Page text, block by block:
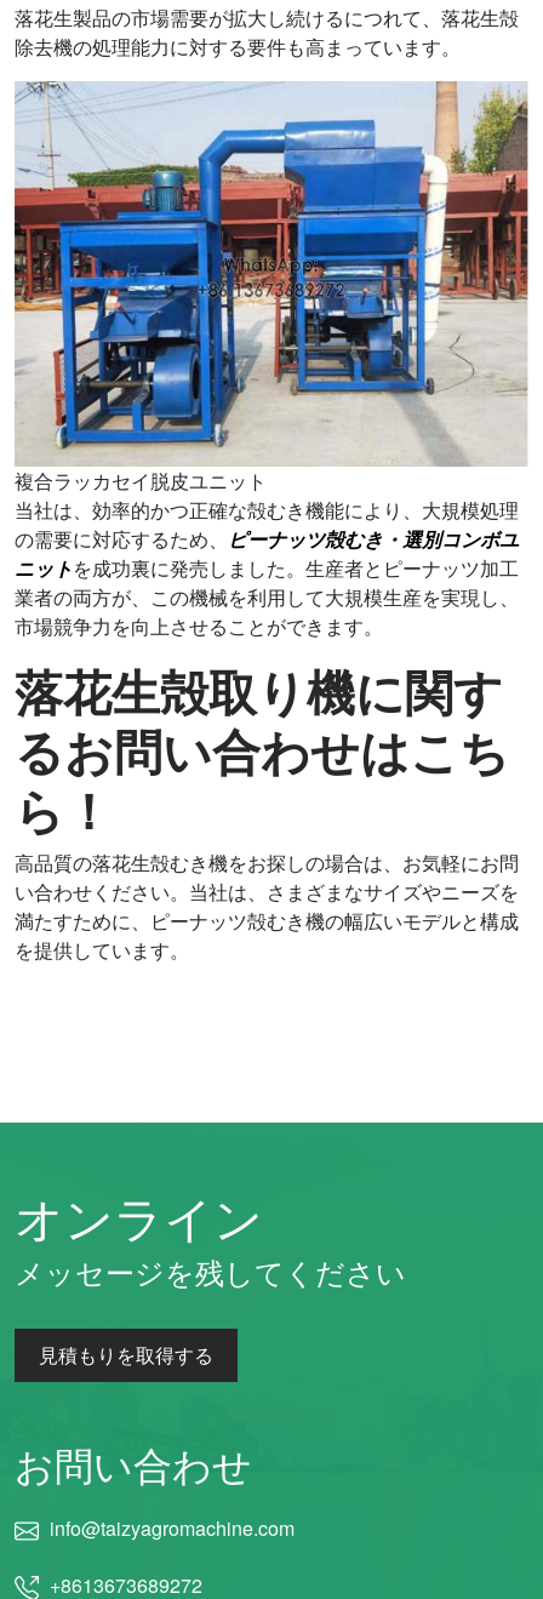
落花生製品の市場需要が拡大し続けるにつれて、落花生殻
除去機の処理能力に対する要件も高まっています。
複合ラッカセイ脱皮ユニット
当社は、効率的かつ正確な殻むき機能により、大規模処理
の需要に対応するため、
ピーナッツ殻むき・選別コンボユ
ニットを成功裏に発売しました。生産者とピーナッツ加工
業者の両方が、この機械を利用して大規模生産を実現し、
市場競争力を向上させることができます。
落花生殻取り機に関す
るお問い合わせはこち
ら！
高品質の落花生殻むき機をお探しの場合は、お気軽にお問
い合わせください。当社は、さまざまなサイズやニーズを
満たすために、ピーナッツ殻むき機の幅広いモデルと構成
を提供しています。
オンライン
メッセージを残してください
見積もりを取得する
お問い合わせ
info@taizyagromachine.com
+8613673689272